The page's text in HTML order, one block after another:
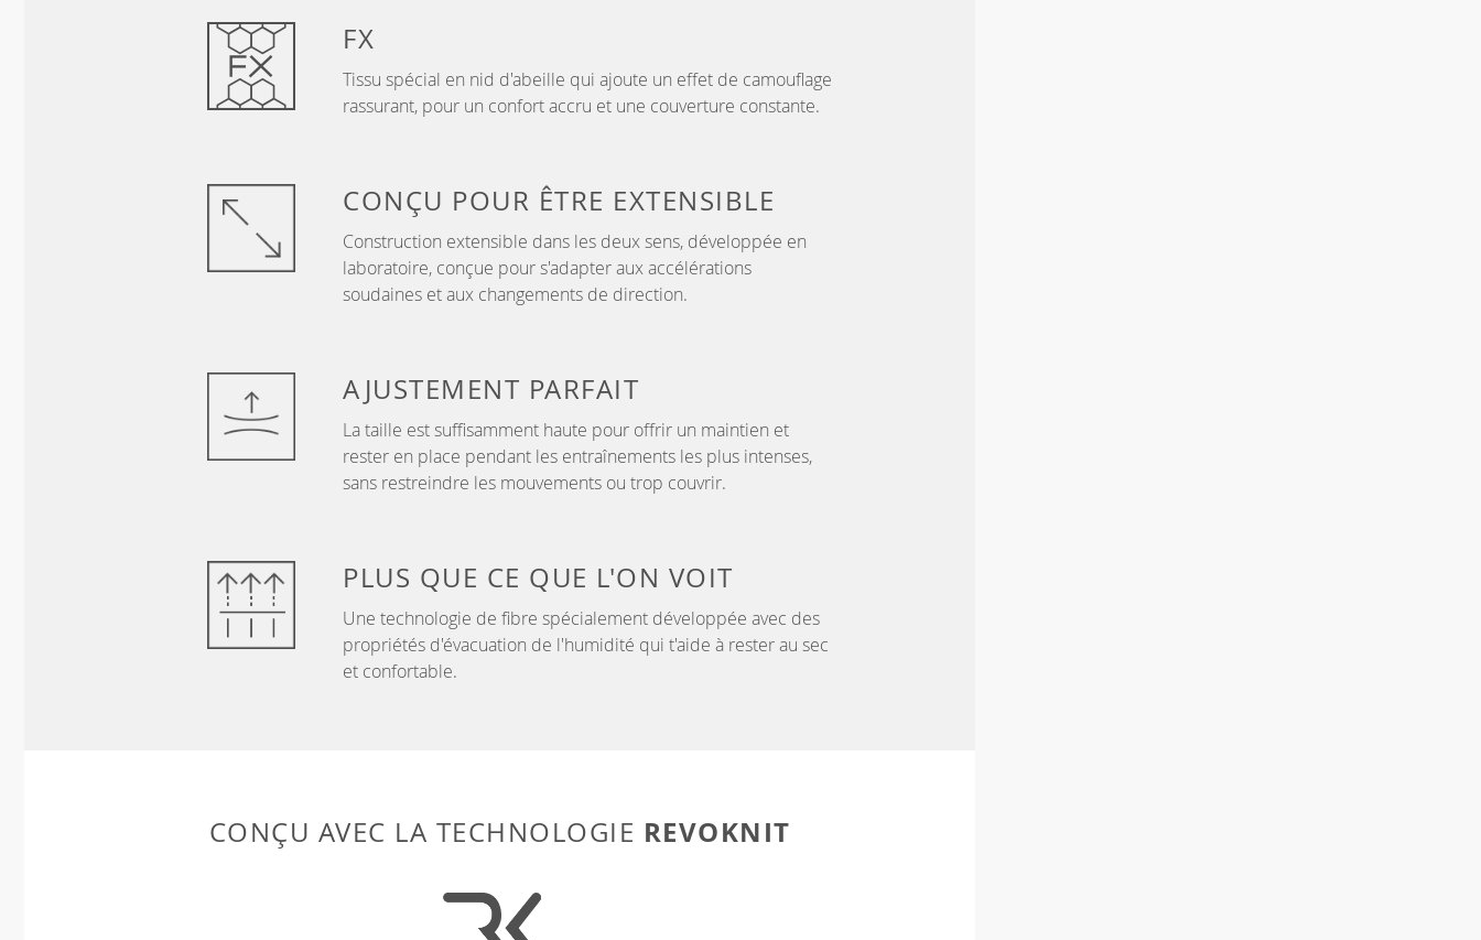
FX
Tissu spécial en nid d'abeille qui ajoute un effet de camouflage
rassurant, pour un confort accru et une couverture constante.
CONÇU POUR ÊTRE EXTENSIBLE
Construction extensible dans les deux sens, développée en
laboratoire, conçue pour s'adapter aux accélérations
soudaines et aux changements de direction.
AJUSTEMENT PARFAIT
La taille est suffisamment haute pour offrir un maintien et
rester en place pendant les entraînements les plus intenses,
sans restreindre les mouvements ou trop couvrir.
PLUS QUE CE QUE L'ON VOIT
Une technologie de fibre spécialement développée avec des
propriétés d'évacuation de l'humidité qui t'aide à rester au sec
et confortable.
CONÇU AVEC LA TECHNOLOGIE REVOKNIT